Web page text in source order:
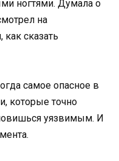
ногтями. Думала о
на
сказать
самое опасное в
которые точно
уязвимым. И